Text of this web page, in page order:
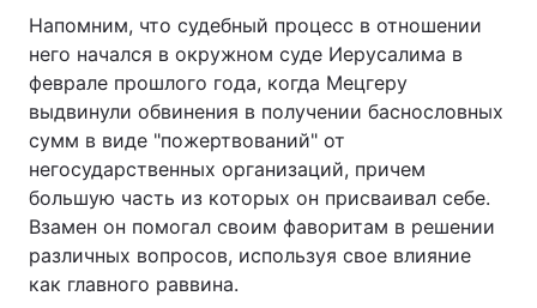
Тема оформлення
Напомним, что судебный процесс в отношении
него начался в окружном суде Иерусалима в
феврале прошлого года, когда Мецгеру
выдвинули обвинения в получении баснословных
сумм в виде "пожертвований" от
негосударственных организаций, причем
большую часть из которых он присваивал себе.
Взамен он помогал своим фаворитам в решении
различных вопросов, используя свое влияние
как главного раввина.